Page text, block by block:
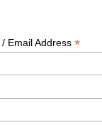
/ Email Address *